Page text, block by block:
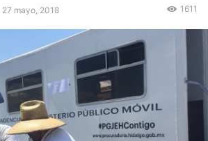
27 mayo, 2018 1611